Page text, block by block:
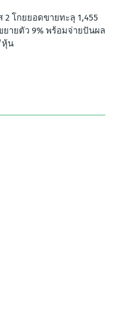
2 โกยยอดขายทะลุ 1,455
ยายตัว 9% พร้อมจ่ายปันผล
หุ้น